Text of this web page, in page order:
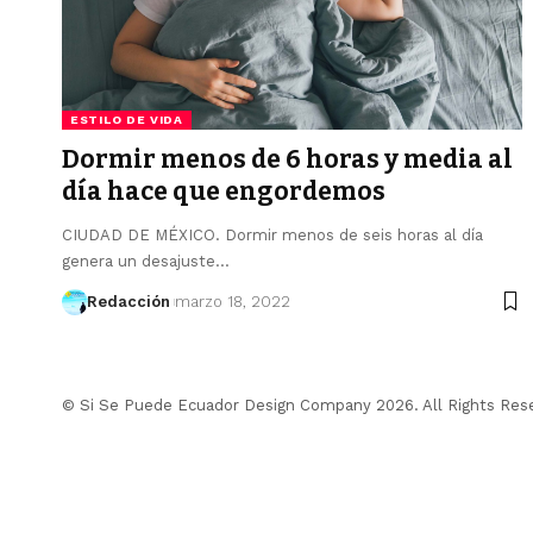
ESTILO DE VIDA
Dormir menos de 6 horas y media al
día hace que engordemos
CIUDAD DE MÉXICO. Dormir menos de seis horas al día
genera un desajuste…
Redacción marzo 18, 2022
© Si Se Puede Ecuador Design Company 2026. All Rights